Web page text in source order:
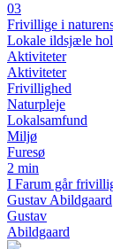
03
Frivillige i
Lokale ildsjæle
Aktiviteter
Aktiviteter
Frivillighed
Naturpleje
Lokalsamfund
Miljø
Furesø
2 min
I Farum går
Gustav Abildgaard
Gustav
Abildgaard